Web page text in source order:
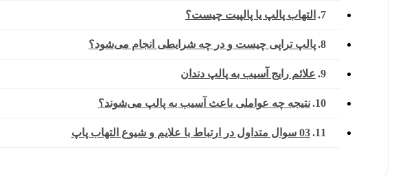
التهاب پالپ یا پالپیت چیست؟
پالپ ‌تراپی چیست و در چه شرایطی انجام می‌شود؟
علائم رایج آسیب به پالپ دندان
نتیجه چه عواملی باعث آسیب به پالپ می‌شوند؟
03 سوال متداول در ارتباط با علایم و شیوع التهاب پاپ